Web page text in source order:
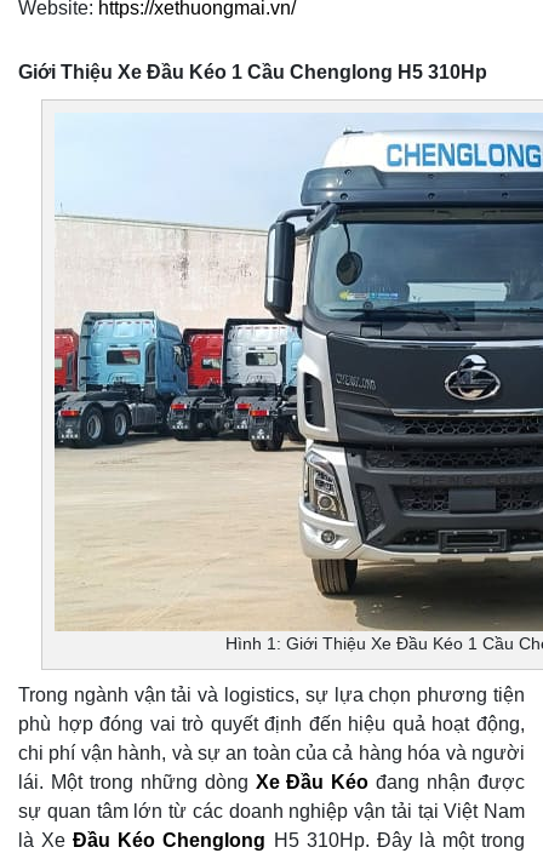
Website: https://xethuongmai.vn/
Giới Thiệu Xe Đầu Kéo 1 Cầu Chenglong H5 310Hp
Hình 1: Giới Thiệu Xe Đầu Kéo 1 Cầu
Trong ngành vận tải và logistics, sự lựa chọn phương tiện
phù hợp đóng vai trò quyết định đến hiệu quả hoạt động,
chi phí vận hành, và sự an toàn của cả hàng hóa và người
lái. Một trong những dòng Xe Đầu Kéo đang nhận được
sự quan tâm lớn từ các doanh nghiệp vận tải tại Việt Nam
là XeĐầu Kéo Chenglong H5 310Hp. Đây là một trong